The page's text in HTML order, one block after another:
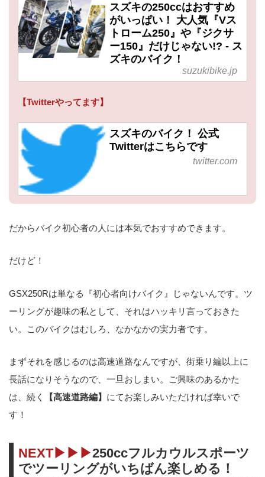
スズキの250ccはおすすめ
がいっぱい！ 大人気『Vス
トローム250』や『ジクサ
ー150』だけじゃない!? - ス
ズキのバイク！
suzukibike.jp
【Twitterやってます】
スズキのバイク！ 公式
Twitterはこちらです
twitter.com
だからバイク初心者の人には本気でおすすめできます。
だけど！
GSX250Rは単なる『初心者向けバイク』じゃないんです。ツ
ーリングが趣味の私として、それはハッキリ言っておきた
い。このバイクはむしろ、なかなかの実力者です。
まずそれを感じるのは高速道路なんですが、街乗り編以上に
長話になりそうなので、一旦おしまい。ご興味のあるかた
は、続く
【高速道路編】 にてお楽しみいただければ幸いで
す！
NEXT▶▶▶250ccフルカウルスポーツ
でツーリングがいちばん楽しめる！